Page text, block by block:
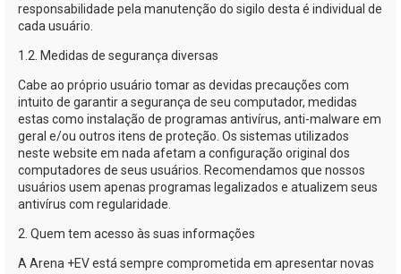
responsabilidade pela manutenção do sigilo desta é individual de
cada usuário.
1.2. Medidas de segurança diversas
Cabe ao próprio usuário tomar as devidas precauções com
intuito de garantir a segurança de seu computador, medidas
estas como instalação de programas antivírus, anti-malware em
geral e/ou outros itens de proteção. Os sistemas utilizados
neste website em nada afetam a configuração original dos
computadores de seus usuários. Recomendamos que nossos
usuários usem apenas programas legalizados e atualizem seus
antivírus com regularidade.
2. Quem tem acesso às suas informações
A Arena +EVestá sempre comprometida em apresentar novas